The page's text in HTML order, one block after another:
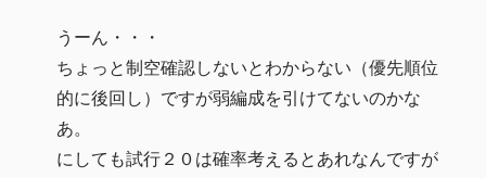
うーん・・・
ちょっと制空確認しないとわからない（優先順位
的に後回し）ですが弱編成を引けてないのかな
あ。
にしても試行２０は確率考えるとあれなんですが